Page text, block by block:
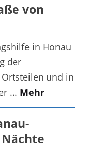
von
in Honau
der
und in
... Mehr